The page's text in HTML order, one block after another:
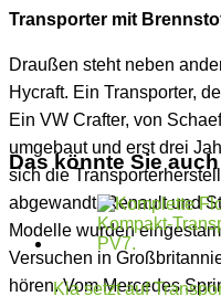
Transporter mit
Draußen steht neben
Hycraft. Ein Transporter,
Ein VW Crafter, von
umgebaut und erst drei
sich die
abgewandt. Renault und
Modelle wurden
Versuchen in
hören. Vom Mercedes
Das könnte Sie
Kia setzt auf